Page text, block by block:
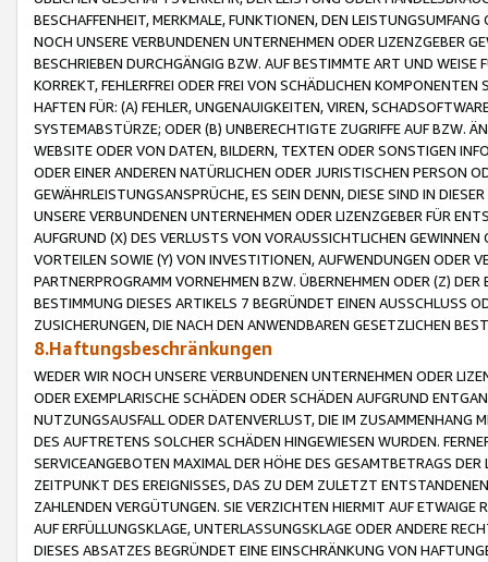
BESCHAFFENHEIT, MERKMALE, FUNKTIONEN, DEN
NOCH UNSERE VERBUNDENEN UNTERNEHMEN ODER LIZENZGEBER
BESCHRIEBEN DURCHGÄNGIG BZW. AUF BESTIMMTE ART UND
KORREKT, FEHLERFREI ODER FREI VON SCHÄDLICHEN
HAFTEN FÜR: (A) FEHLER, UNGENAUIGKEITEN, VIREN,
SYSTEMABSTÜRZE; ODER (B) UNBERECHTIGTE ZUGRIFFE AUF BZW.
WEBSITE ODER VON DATEN, BILDERN, TEXTEN ODER SONSTIGEN
ODER EINER ANDEREN NATÜRLICHEN ODER JURISTISCHEN PERSON
GEWÄHRLEISTUNGSANSPRÜCHE, ES SEIN DENN, DIESE SIND IN
UNSERE VERBUNDENEN UNTERNEHMEN ODER LIZENZGEBER FÜR
AUFGRUND (X) DES VERLUSTS VON VORAUSSICHTLICHEN
VORTEILEN SOWIE (Y) VON INVESTITIONEN, AUFWENDUNGEN ODER
PARTNERPROGRAMM VORNEHMEN BZW. ÜBERNEHMEN ODER (Z)
BESTIMMUNG DIESES ARTIKELS 7 BEGRÜNDET EINEN AUSSCHLUSS
ZUSICHERUNGEN, DIE NACH DEN ANWENDBAREN GESETZLICHEN
8.Haftungsbeschränkungen
WEDER WIR NOCH UNSERE VERBUNDENEN UNTERNEHMEN ODER
ODER EXEMPLARISCHE SCHÄDEN ODER SCHÄDEN AUFGRUND
NUTZUNGSAUSFALL ODER DATENVERLUST, DIE IM ZUSAMMENHANG
DES AUFTRETENS SOLCHER SCHÄDEN HINGEWIESEN WURDEN.
SERVICEANGEBOTEN MAXIMAL DER HÖHE DES GESAMTBETRAGS
ZEITPUNKT DES EREIGNISSES, DAS ZU DEM ZULETZT
ZAHLENDEN VERGÜTUNGEN. SIE VERZICHTEN HIERMIT AUF
AUF ERFÜLLUNGSKLAGE, UNTERLASSUNGSKLAGE ODER ANDERE
DIESES ABSATZES BEGRÜNDET EINE EINSCHRÄNKUNG VON